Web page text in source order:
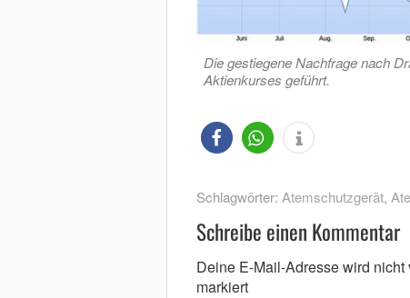
Die gestiegene Nachfrage nach
Aktienkurses geführt.
Schlagwörter: Atemschutzgerät,
Schreibe einen Kommentar
Deine E-Mail-Adresse wird nicht
markiert